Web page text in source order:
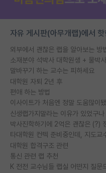
자유 게시판(아무개랩)에서
외부에서 괜찮은 랩을 알아보는 방
소재분야 석박사 대학원생 + 물박
말바꾸기 하는 교수는 피하세요
대학원 자퇴 2년 후
편애 하는 방법
이사이트가 처음엔 정말 도움많이됐
신생랩가지말라는 이유가 있었구나
대학원 합격구조 관련
통신 관련 랩 추천
K 전전 교수님들 랩실 어떤지 질문